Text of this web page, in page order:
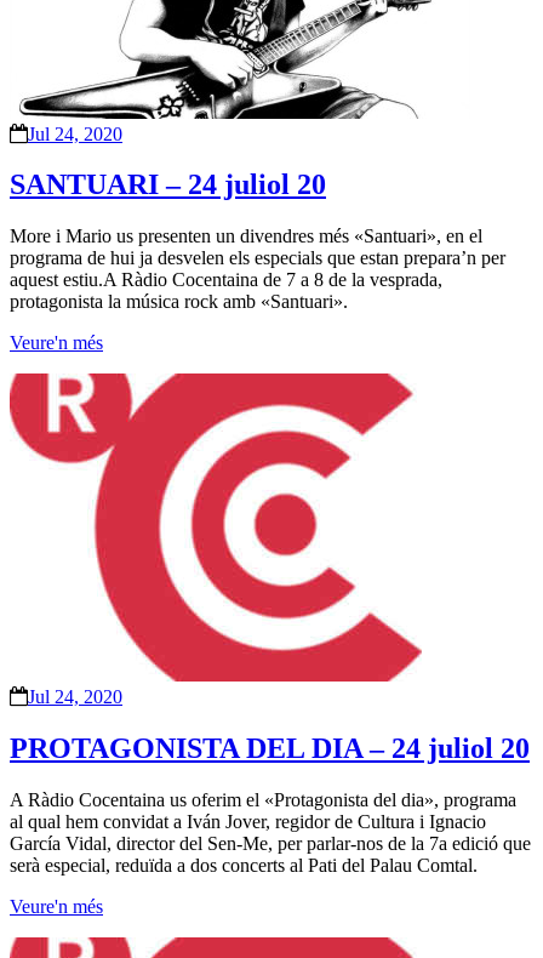
Jul 24, 2020
SANTUARI – 24 juliol 20
More i Mario us presenten un divendres més «Santuari», en el
programa de hui ja desvelen els especials que estan prepara’n per
aquest estiu.A Ràdio Cocentaina de 7 a 8 de la vesprada,
protagonista la música rock amb «Santuari».
Veure'n més
Jul 24, 2020
PROTAGONISTA DEL DIA – 24 juliol 20
A Ràdio Cocentaina us oferim el «Protagonista del dia», programa
al qual hem convidat a Iván Jover, regidor de Cultura i Ignacio
García Vidal, director del Sen-Me, per parlar-nos de la 7a edició que
serà especial, reduïda a dos concerts al Pati del Palau Comtal.
Veure'n més